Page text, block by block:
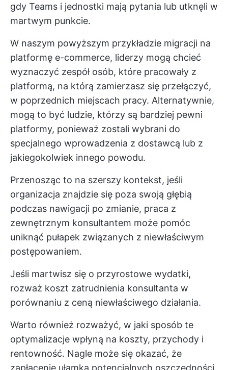
gdy Teams i jednostki mają pytania lub utknęli w
martwym punkcie.
W naszym powyższym przykładzie migracji na
platformę e-commerce, liderzy mogą chcieć
wyznaczyć zespół osób, które pracowały z
platformą, na którą zamierzasz się przełączyć,
w poprzednich miejscach pracy. Alternatywnie,
mogą to być ludzie, którzy są bardziej pewni
platformy, ponieważ zostali wybrani do
specjalnego wprowadzenia z dostawcą lub z
jakiegokolwiek innego powodu.
Przenosząc to na szerszy kontekst, jeśli
organizacja znajdzie się poza swoją głębią
podczas nawigacji po zmianie, praca z
zewnętrznym konsultantem może pomóc
uniknąć pułapek związanych z niewłaściwym
postępowaniem.
Jeśli martwisz się o przyrostowe wydatki,
rozważ koszt zatrudnienia konsultanta w
porównaniu z ceną niewłaściwego działania.
Warto również rozważyć, w jaki sposób te
optymalizacje wpłyną na koszty, przychody i
rentowność. Nagle może się okazać, że
zapłacenie ułamka potencjalnych oszczędności